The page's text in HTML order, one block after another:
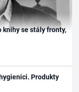
knihy se stály fronty,
Produkty